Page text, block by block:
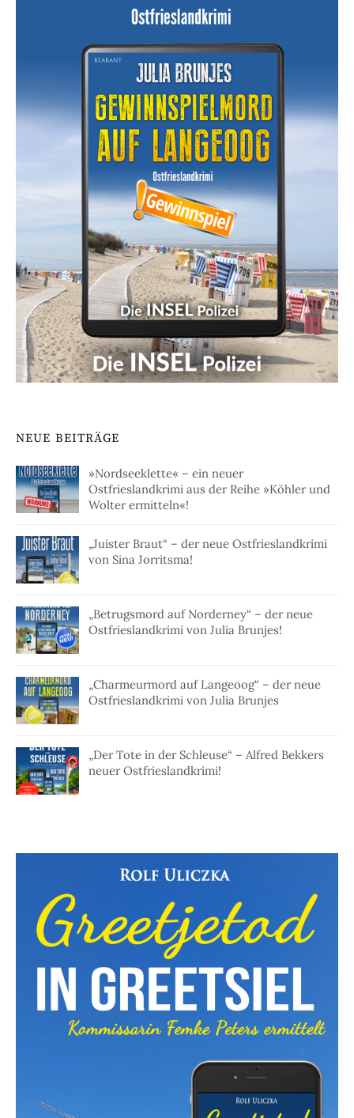
NEUE BEITRÄGE
»Nordseeklette« – ein neuer
Ostfrieslandkrimi aus der Reihe »Köhler und
Wolter ermitteln«!
„Juister Braut“ – der neue Ostfrieslandkrimi
von Sina Jorritsma!
„Betrugsmord auf Norderney“ – der neue
Ostfrieslandkrimi von Julia Brunjes!
„Charmeurmord auf Langeoog“ – der neue
Ostfrieslandkrimi von Julia Brunjes
„Der Tote in der Schleuse“ – Alfred Bekkers
neuer Ostfrieslandkrimi!